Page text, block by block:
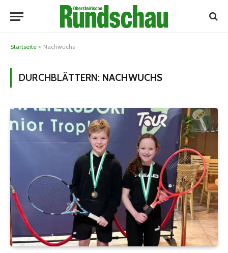
Startseite » Nachwuchs
DURCHBLÄTTERN: NACHWUCHS